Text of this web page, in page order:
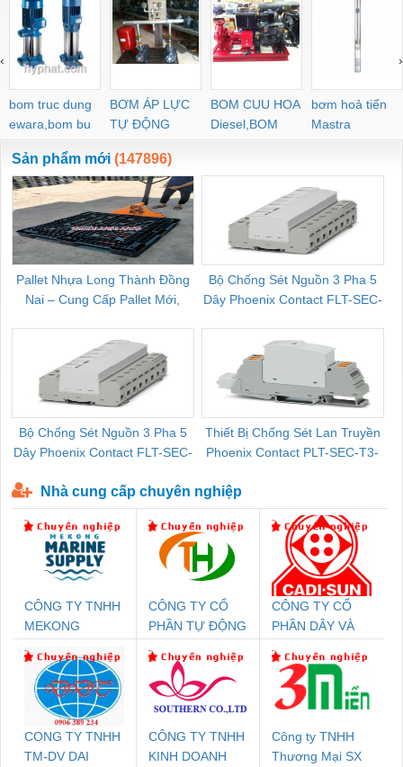
bom truc dung
ewara,bom bu
ewara
BƠM ÁP LỰC
TỰ ĐỘNG
BOM CUU HOA
Diesel,BOM
CHUA CHAY
bơm hoả tiển
Mastra
‹ ›
Sản phẩm mới (147896)
Pallet Nhựa Long Thành Đồng
Nai – Cung Cấp Pallet Mới,
Bộ Chống Sét Nguồn 3 Pha 5
Dây Phoenix Contact FLT-SEC-
Bộ Chống Sét Nguồn 3 Pha 5
Dây Phoenix Contact FLT-SEC-
Thiết Bị Chống Sét Lan Truyền
Phoenix Contact PLT-SEC-T3-
Nhà cung cấp chuyên nghiệp
CÔNG TY TNHH
MEKONG
CÔNG TY CỔ
PHẦN TỰ ĐỘNG
CÔNG TY CỔ
PHẦN DÂY VÀ
THƯỢNG ĐÌNH
CONG TY TNHH
TM-DV DAI
CÔNG TY TNHH
KINH DOANH
Công ty TNHH
Thương Mại SX